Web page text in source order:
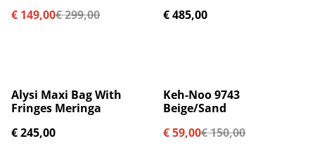
€ 149,00€ 299,00
€ 485,00
Alysi Maxi Bag With
Fringes Meringa
€ 245,00
%
Keh-Noo 9743
Beige/Sand
€ 59,00€ 150,00